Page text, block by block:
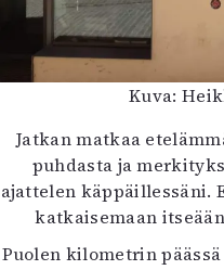
Kuva:
Jatkan matkaa
puhdasta ja
ajattelen käppäillessäni.
katkaisemaan
Puolen kilometrin